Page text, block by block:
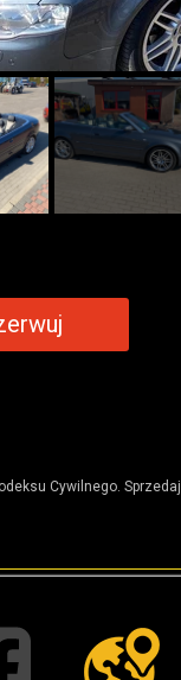
Cywilnego.